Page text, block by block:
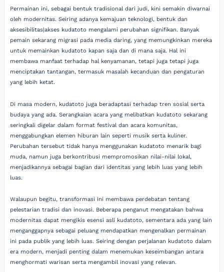
Permainan ini, sebagai bentuk tradisional dari judi, kini semakin diwarnai
oleh modernitas. Seiring adanya kemajuan teknologi, bentuk dan
aksesibilitas|akses kudatoto mengalami perubahan signifikan. Banyak
pemain sekarang migrasi pada media daring, yang memungkinkan mereka
untuk memainkan kudatoto kapan saja dan di mana saja. Hal ini
membawa manfaat terhadap hal kenyamanan, tetapi juga tetapi juga
menciptakan tantangan, termasuk masalah kecanduan dan pengaturan
yang lebih ketat.
Di masa modern, kudatoto juga beradaptasi terhadap tren sosial serta
budaya yang ada. Serangkaian acara yang melibatkan kudatoto sekarang
seringkali digelar dalam format festival dan acara komunitas,
menggabungkan elemen hiburan lain seperti musik serta kuliner.
Perubahan tersebut tidak hanya menggunakan kudatoto menarik bagi
muda, namun juga berkontribusi mempromosikan nilai-nilai lokal,
menjadikannya sebagai bagian dari identitas yang lebih luas yang lebih
luas.
Walaupun begitu, transformasi ini membawa perdebatan tentang
pelestarian tradisi dan inovasi. Beberapa penganut mengatakan bahwa
modernitas dapat mengikis esensi asli kudatoto, sementara ada yang lain
menganggapnya sebagai peluang mendapatkan mengenalkan permainan
ini pada publik yang lebih luas. Seiring dengan perjalanan kudatoto dalam
era modern, menjadi penting dalam menemukan keseimbangan antara
menghormati warisan serta mengambil inovasi yang relevan.